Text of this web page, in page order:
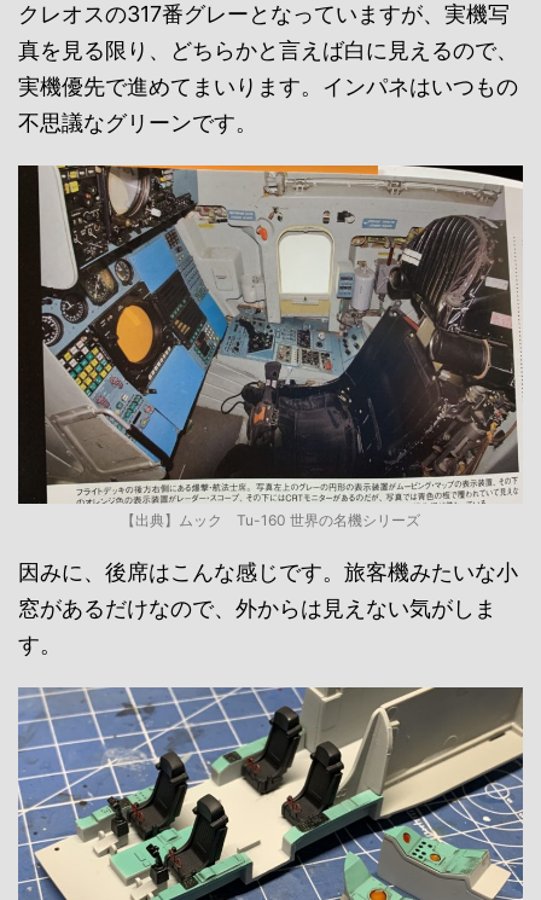
クレオスの317番グレーとなっていますが、実機写
真を見る限り、どちらかと言えば白に見えるので、
実機優先で進めてまいります。インパネはいつもの
不思議なグリーンです。
【出典】ムック Tu-160 世界の名機シリーズ
因みに、後席はこんな感じです。旅客機みたいな小
窓があるだけなので、外からは見えない気がしま
す。